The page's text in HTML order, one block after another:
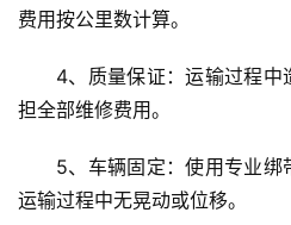
费用按公里数计算。
4、质量保证：运输过程
担全部维修费用。
5、车辆固定：使用专业
运输过程中无晃动或位移。